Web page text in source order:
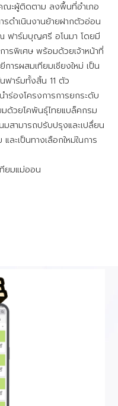
ณะผู้ติดตาม ลงพื้นที่อำเภอ
รดำเนินงานย้ายฝากตัวอ่อน
ฟาร์มบุญศรี อโนมา โดยมี
รพิเศษ พร้อมด้วยเจ้าหน้าที่
ารผสมเทียมเชียงใหม่ เป็น
ฟาร์มทั้งสิ้น 11 ตัว
ร่องโครงการการยกระดับ
ด้วยโคพันธุ์ไทยแบล็คกรม
สามารถปรับปรุงและเปลื่ยน
ละเป็นทางเลือกใหม่ในการ
ยมแม่ออน
ขับเคลื่อนนโยบาย DLD-C
มกราคม 2569 ปฏิบัติงานโคร